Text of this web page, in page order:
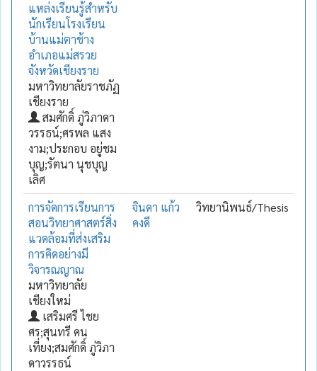
แหล่งเรียนรู้สำหรับ
นักเรียนโรงเรียน
บ้านแม่ตาช้าง
อำเภอแม่สรวย
จังหวัดเชียงราย
มหาวิทยาลัยราชภัฏ
เชียงราย
สมศักดิ์ ภู่วิภาดา
วรรธน์;ศรพล แสง
งาม;ประกอบ อยู่ชม
บุญ;รัตนา นุชบุญ
เลิศ
การจัดการเรียนการ
สอนวิทยาศาสตร์สิ่ง
แวดล้อมที่ส่งเสริม
การคิดอย่างมี
วิจารณญาณ
มหาวิทยาลัย
เชียงใหม่
เสริมศรี ไชย
ศร;สุนทรี คน
เที่ยง;สมศักดิ์ ภู่วิภา
ดาวรรธน์
จินดา แก้ว
คงดี
วิทยานิพนธ์/Thesis